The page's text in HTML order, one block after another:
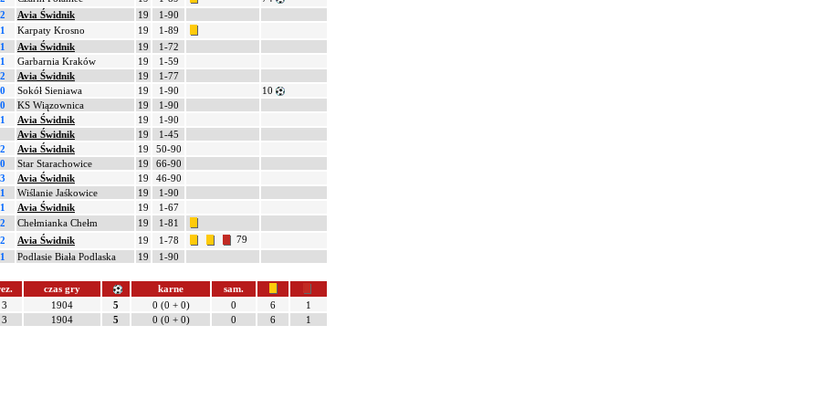
Avia Świdnik 19
1-90
Karpaty Krosno 19
1-89
Avia Świdnik 19
1-72
Garbarnia Kraków 19
1-59
Avia Świdnik 19
1-77
Sokół Sieniawa 19 1-90
10
KS Wiązownica 19
1-90
Avia Świdnik 19
1-90
Avia Świdnik
19
1-45
Avia Świdnik 19
50-90
Star Starachowice 19
66-90
Avia Świdnik 19
46-90
Wiślanie Jaśkowice 19
1-90
Avia Świdnik 19
1-67
Chełmianka Chełm 19
1-81
Avia Świdnik 19 1-78
79
Podlasie Biała Podlaska 19 1-90
czas gry karne
sam.
3
1904 5 0 (0 + 0) 0 6
1
3
1904 5 0 (0 + 0) 0 6 1